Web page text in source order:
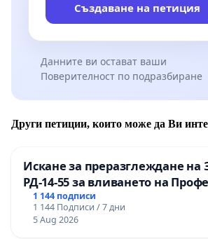
Създаване на петиция
Данните ви остават ваши
Поверителност по подразбиране
Други петиции, които може да Ви
Искане за преразглеждане
РД-14-55 за вливането на
гимназия по промишлени
Професионалната гимназия
мениджмънт – гр. Пазарджик
1 144 подписи
1 144 Подписи / 7 дни
5 Aug 2026